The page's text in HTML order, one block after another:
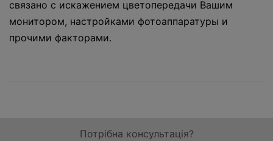
связано с искажением цветопередачи Вашим
монитором, настройками фотоаппаратуры и
прочими факторами.
Потрібна консультація?